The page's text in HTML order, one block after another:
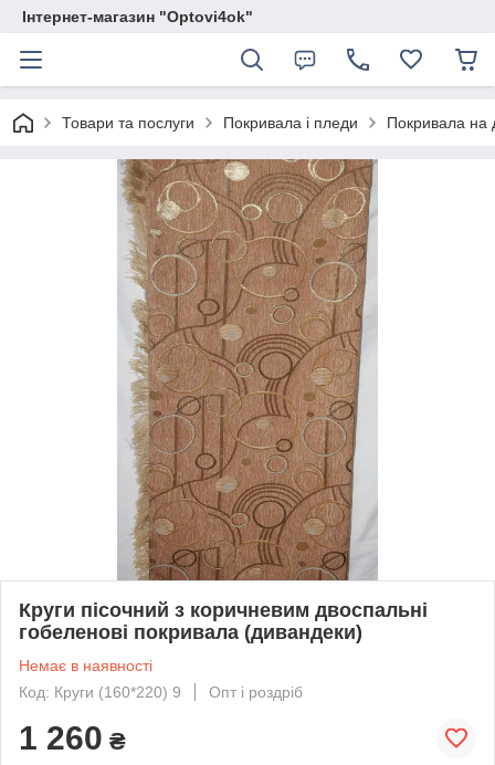
Інтернет-магазин "Optovi4ok"
Товари та послуги Покривала і пледи Покривала на
Круги пісочний з коричневим двоспальні
гобеленові покривала (дивандеки)
Немає в наявності
Код: Круги (160*220) 9
Опт і роздріб
1 260 ₴